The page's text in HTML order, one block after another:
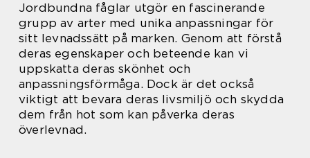
Jordbundna fåglar utgör en fascinerande
grupp av arter med unika anpassningar för
sitt levnadssätt på marken. Genom att förstå
deras egenskaper och beteende kan vi
uppskatta deras skönhet och
anpassningsförmåga. Dock är det också
viktigt att bevara deras livsmiljö och skydda
dem från hot som kan påverka deras
överlevnad.